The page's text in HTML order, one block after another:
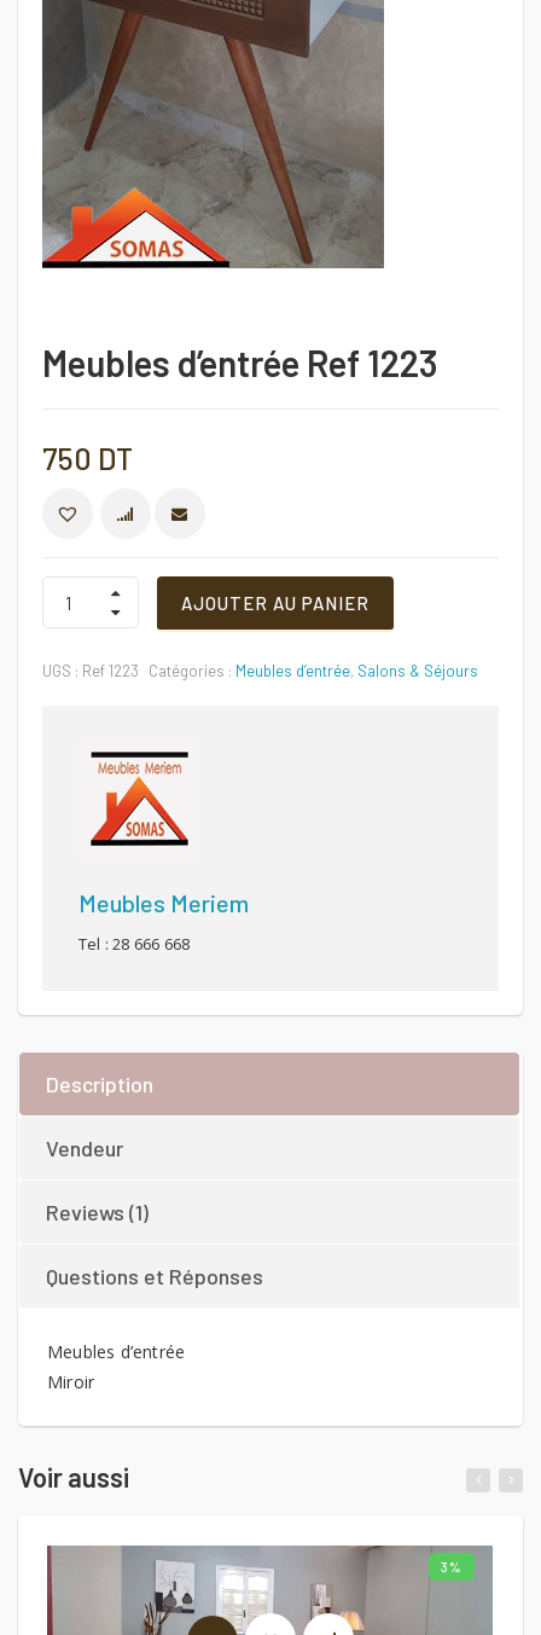
Meubles d’entrée Ref 1223
750 DT
COMPARER
Meubles
d’entrée
Ref
Quantité
AJOUTER AU PANIER
UGS : Ref 1223 Catégories : Meubles d’entrée, Salons & Séjours
Meubles Meriem
Tel : 28 666 668
Description
Vendeur
Reviews (1)
Questions et Réponses
Meubles d’entrée
Miroir
Voir aussi
3%